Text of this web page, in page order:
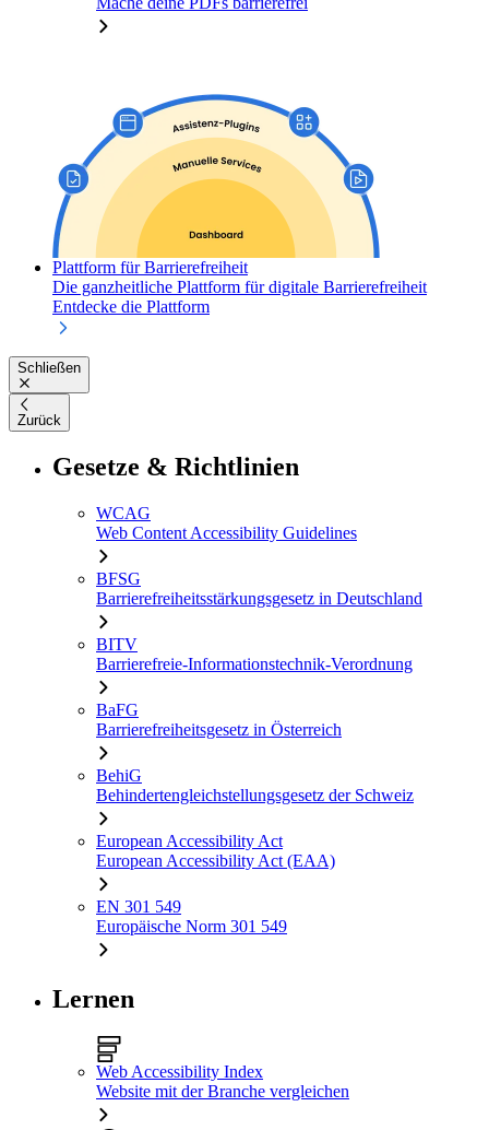
Plattform für Barrierefreiheit
Die ganzheitliche Plattform für digitale Barrierefreiheit
Entdecke die Plattform
Schließen
Zurück
Gesetze & Richtlinien
WCAG
Web Content Accessibility Guidelines
BFSG
Barrierefreiheitsstärkungsgesetz in Deutschland
BITV
Barrierefreie-Informationstechnik-Verordnung
BaFG
Barrierefreiheitsgesetz in Österreich
BehiG
Behindertengleichstellungsgesetz der Schweiz
European Accessibility Act
European Accessibility Act (EAA)
EN 301 549
Europäische Norm 301 549
Lernen
Web Accessibility Index
Website mit der Branche vergleichen